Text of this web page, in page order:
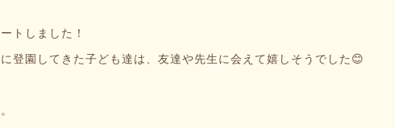
トしました！
登園してきた子ども達は、友達や先生に会えて嬉しそうでした😊